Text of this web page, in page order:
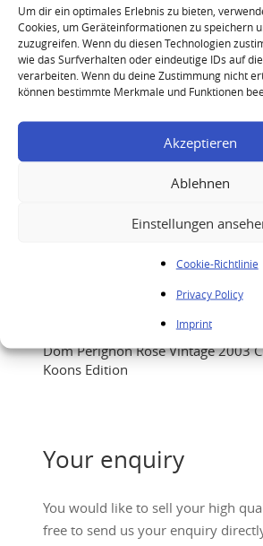
Um dir ein optimales Erlebnis zu bieten,
Cookies, um Geräteinformationen zu speichern
zuzugreifen. Wenn du diesen Technologien
wie das Surfverhalten oder eindeutige IDs auf
verarbeiten. Wenn du deine Zustimmung nicht
können bestimmte Merkmale und Funktionen
Akzeptieren
Ablehnen
Einstellungen
Cookie-Richtlinie
Privacy Policy
Imprint
Dom Pérignon Rosé Vintage 2003
Koons Edition
Your enquiry
You would like to sell your high
free to send us your enquiry